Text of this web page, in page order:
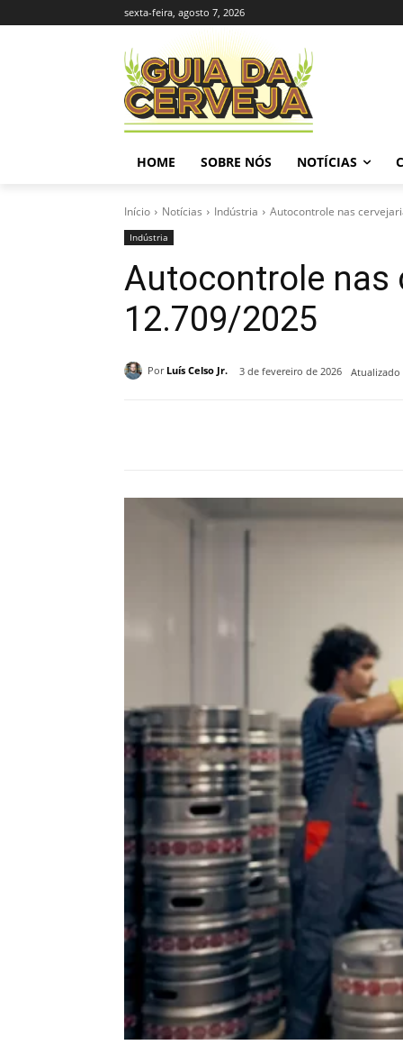
sexta-feira, agosto 7, 2026
HOME SOBRE NÓS NOTÍCIAS
Início Notícias Indústria Autocontrole nas
Indústria
Autocontrole nas
12.709/2025
Por Luís Celso Jr. 3 de fevereiro de 2026 Atualizado